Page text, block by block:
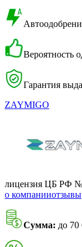
Вероятность
Гарантия
ZAYMIGO
лицензия ЦБ РФ
о компанииотзывы
Сумма: до 70